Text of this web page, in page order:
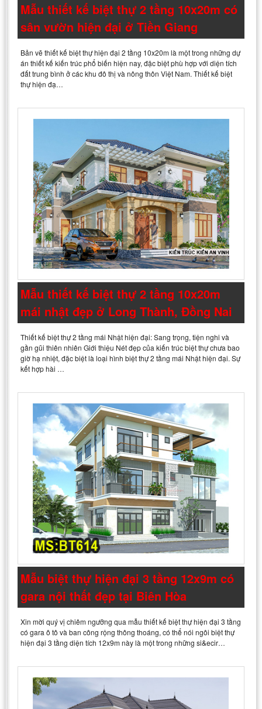
Mẫu thiết kế biệt thự 2 tầng 10x20m có
sân vườn hiện đại ở Tiền Giang
Bản vẽ thiết kế biệt thự hiện đại 2 tầng 10x20m là một trong những dự
án thiết kế kiến trúc phổ biến hiện nay, đặc biệt phù hợp với diện tích
đất trung bình ở các khu đô thị và nông thôn Việt Nam. Thiết kế biệt
thự hiện đạ…
Mẫu thiết kế biệt thự 2 tầng 10x20m
mái nhật đẹp ở Long Thành, Đồng Nai
Thiết kế biệt thự 2 tầng mái Nhật hiện đại: Sang trọng, tiện nghi và
gần gũi thiên nhiên Giới thiệu Nét đẹp của kiến trúc biệt thự chưa bao
giờ hạ nhiệt, đặc biệt là loại hình biệt thự 2 tầng mái Nhật hiện đại. Sự
kết hợp hài …
Mẫu biệt thự hiện đại 3 tầng 12x9m có
gara nội thất đẹp tại Biên Hòa
Xin mời quý vị chiêm ngưỡng qua mẫu thiết kế biệt thự hiện đại 3 tầng
có gara ô tô và ban công rộng thông thoáng, có thể nói ngôi biệt thự
hiện đại 3 tầng diện tích 12x9m này là một trong những si&ecir…